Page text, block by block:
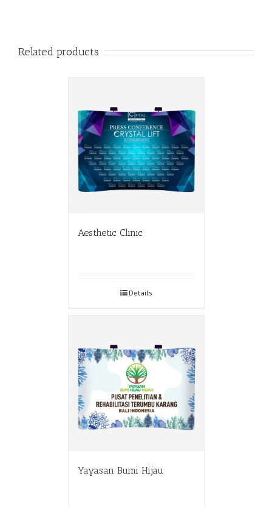
Related products
Aesthetic Clinic
Details
Yayasan Bumi Hijau